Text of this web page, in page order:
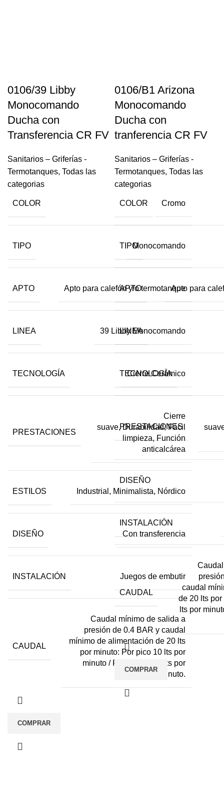
0106/39 Libby
Monocomando
Ducha con
Transferencia CR FV
Sanitarios – Griferías -
Termotanques, Todas las
categorias
COLOR Cromo
TIPO Monocomando
APTO Apto para calefón y/o termotanque
LINEA 39 Libby Monocomando
TECNOLOGÍA Cierre Cerámico
PRESTACIONES
Cierre
suave, Durabilidad, Fácil
limpieza, Función
anticalcárea
ESTILOS Industrial, Minimalista, Nórdico
DISEÑO Con transferencia
INSTALACIÓN Juegos de embutir
CAUDAL
Caudal mínimo de salida a
presión de 0.4 BAR y caudal
mínimo de alimentación de 20 lts
por minuto: Por pico 10 lts por
minuto / Por ducha 6.5 lts por
minuto.
COMPRAR
0106/B1 Arizona
Monocomando
Ducha con
tranferencia CR FV
Sanitarios – Griferías -
Termotanques, Todas las
categorias
COLOR
TIPO
APTO Apto para
LINEA
TECNOLOGÍA
PRESTACIONES
DISEÑO
INSTALACIÓN
CAUDAL
caudal
de 20 lts
lts por
COMPRAR